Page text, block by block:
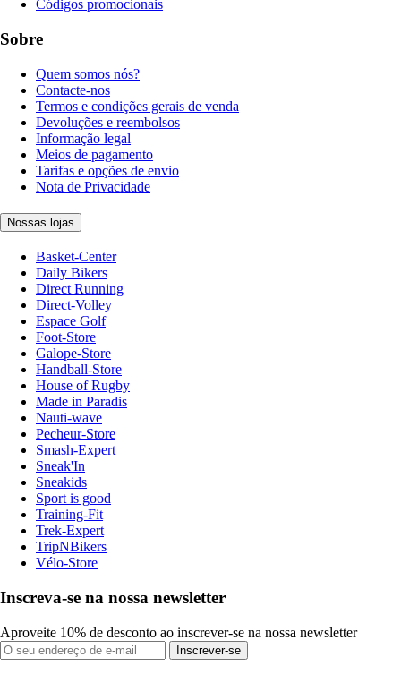
Códigos promocionais
Sobre
Quem somos nós?
Contacte-nos
Termos e condições gerais de venda
Devoluções e reembolsos
Informação legal
Meios de pagamento
Tarifas e opções de envio
Nota de Privacidade
Nossas lojas
Basket-Center
Daily Bikers
Direct Running
Direct-Volley
Espace Golf
Foot-Store
Galope-Store
Handball-Store
House of Rugby
Made in Paradis
Nauti-wave
Pecheur-Store
Smash-Expert
Sneak'In
Sneakids
Sport is good
Training-Fit
Trek-Expert
TripNBikers
Vélo-Store
Inscreva-se na nossa newsletter
Aproveite 10% de desconto ao inscrever-se na nossa newsletter
Inscrever-se